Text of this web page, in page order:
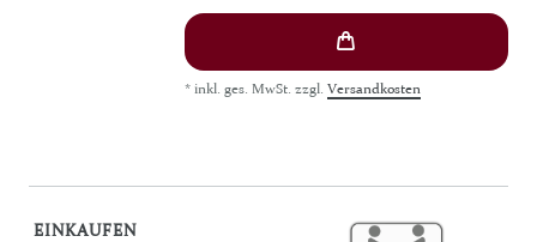
* inkl. ges. MwSt. zzgl. Versandkosten
EINKAUFEN